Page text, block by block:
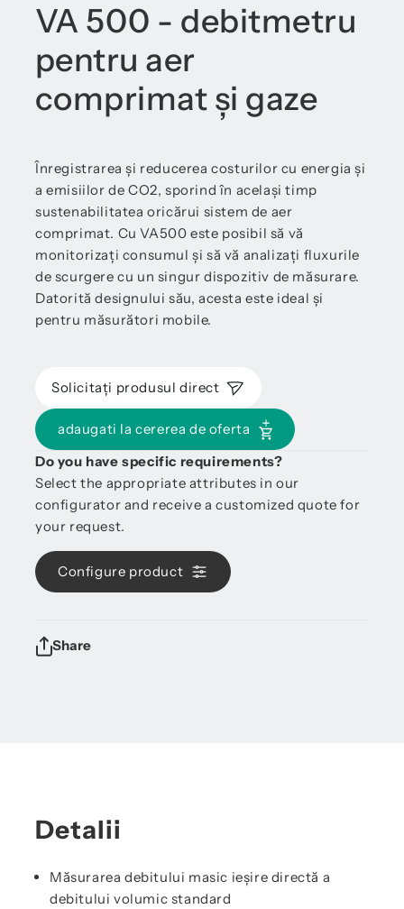
VA 500 - debitmetru
pentru aer
comprimat și gaze
Înregistrarea și reducerea costurilor cu energia și
a emisiilor de CO2, sporind în același timp
sustenabilitatea oricărui sistem de aer
comprimat. Cu VA500 este posibil să vă
monitorizați consumul și să vă analizați fluxurile
de scurgere cu un singur dispozitiv de măsurare.
Datorită designului său, acesta este ideal și
pentru măsurători mobile.
Solicitați produsul direct
adaugati la cererea de oferta
Do you have specific requirements?
Select the appropriate attributes in our
configurator and receive a customized quote for
your request.
Configure product
Share
Detalii
Măsurarea debitului masic ieșire directă a
debitului volumic standard